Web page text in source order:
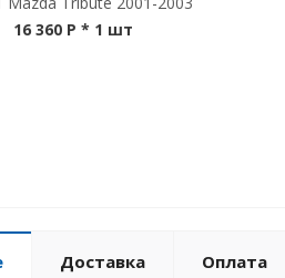
16 360 P * 1 шт
Доставка Оплата